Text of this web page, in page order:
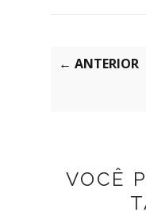
← ANTERIOR
VOCÊ